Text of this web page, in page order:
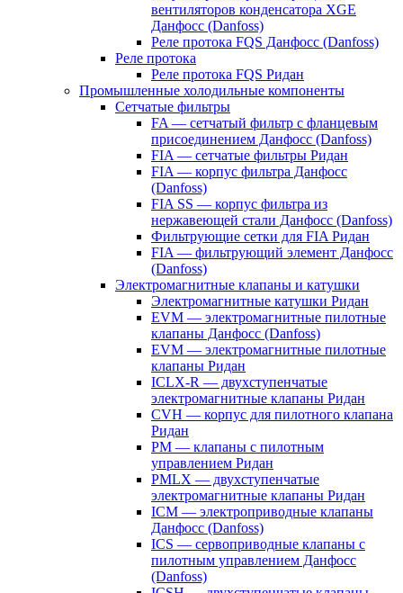
вентиляторов конденсатора XGE
Данфосс (Danfoss)
Реле протока FQS Данфосс (Danfoss)
Реле протока
Реле протока FQS Ридан
Промышленные холодильные компоненты
Сетчатые фильтры
FA — сетчатый фильтр с фланцевым
присоединением Данфосс (Danfoss)
FIA — сетчатые фильтры Ридан
FIA — корпус фильтра Данфосс
(Danfoss)
FIA SS — корпус фильтра из
нержавеющей стали Данфосс (Danfoss)
Фильтрующие сетки для FIA Ридан
FIA — фильтрующий элемент Данфосс
(Danfoss)
Электромагнитные клапаны и катушки
Электромагнитные катушки Ридан
EVM — электромагнитные пилотные
клапаны Данфосс (Danfoss)
EVM — электромагнитные пилотные
клапаны Ридан
ICLX-R — двухступенчатые
электромагнитные клапаны Ридан
CVH — корпус для пилотного клапана
Ридан
PM — клапаны с пилотным
управлением Ридан
PMLX — двухступенчатые
электромагнитные клапаны Ридан
ICM — электроприводные клапаны
Данфосс (Danfoss)
ICS — сервоприводные клапаны с
пилотным управлением Данфосс
(Danfoss)